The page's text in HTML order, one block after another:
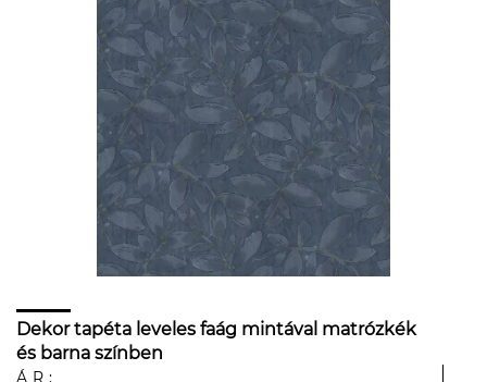
Dekor tapéta leveles faág mintával matrózkék
és barna színben
ÁR: